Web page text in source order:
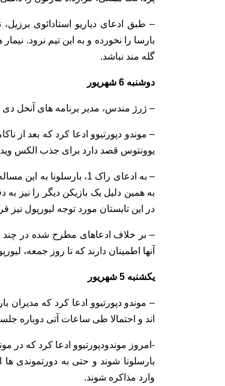
– طبق ادعای دیاریو استادائوی
بارسا را نخورده و به این تیم نرود.
گله مند نباشد.
دوشنبه 6 شهریور
– ژرژ مندس، مدیر برنامه های آنخل دی
– موندو دپورتیوو ادعا کرد که بعد از
یوونتوس قصد دارد برای جذب الکس
– به ادعای راک 1،
به همین دلیل یک بازیکن دیگر را نیز
در این تابستان مورد توجه لیورپول نیز
– بر خلاف ادعاهای مطرح شده در چند
آنها اطمینان دارند که تا روز جمعه،
یکشنبه 5 شهریور
– موندو دپورتیوو ادعا کرد که مدیران
اند و احتمالا طی ساعات آتی دوباره
-امروز موندودپورتیوو ادعا کرد که در
بارسلونا شوند و حتی به دورتموندی
وارد مذاکره شوند.